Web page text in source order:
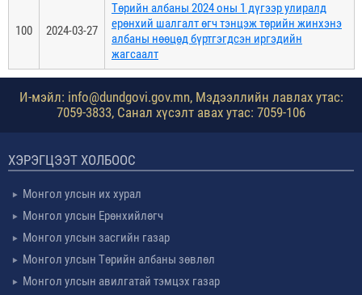
100 2024-03-27
Төрийн албаны 2024 оны 1 дүгээр улиралд
ерөнхий шалгалт өгч тэнцэж төрийн жинхэнэ
албаны нөөцөд бүртгэгдсэн иргэдийн
жагсаалт
И-мэйл: info@dundgovi.gov.mn, Мэдээллийн лавлах утас:
7059-3833, Санал хүсэлт авах утас: 7059-106
ХЭРЭГЦЭЭТ ХОЛБООС
Монгол улсын их хурал
Монгол улсын Ерөнхийлөгч
Монгол улсын засгийн газар
Монгол улсын Төрийн албаны зөвлөл
Монгол улсын авилгатай тэмцэх газар